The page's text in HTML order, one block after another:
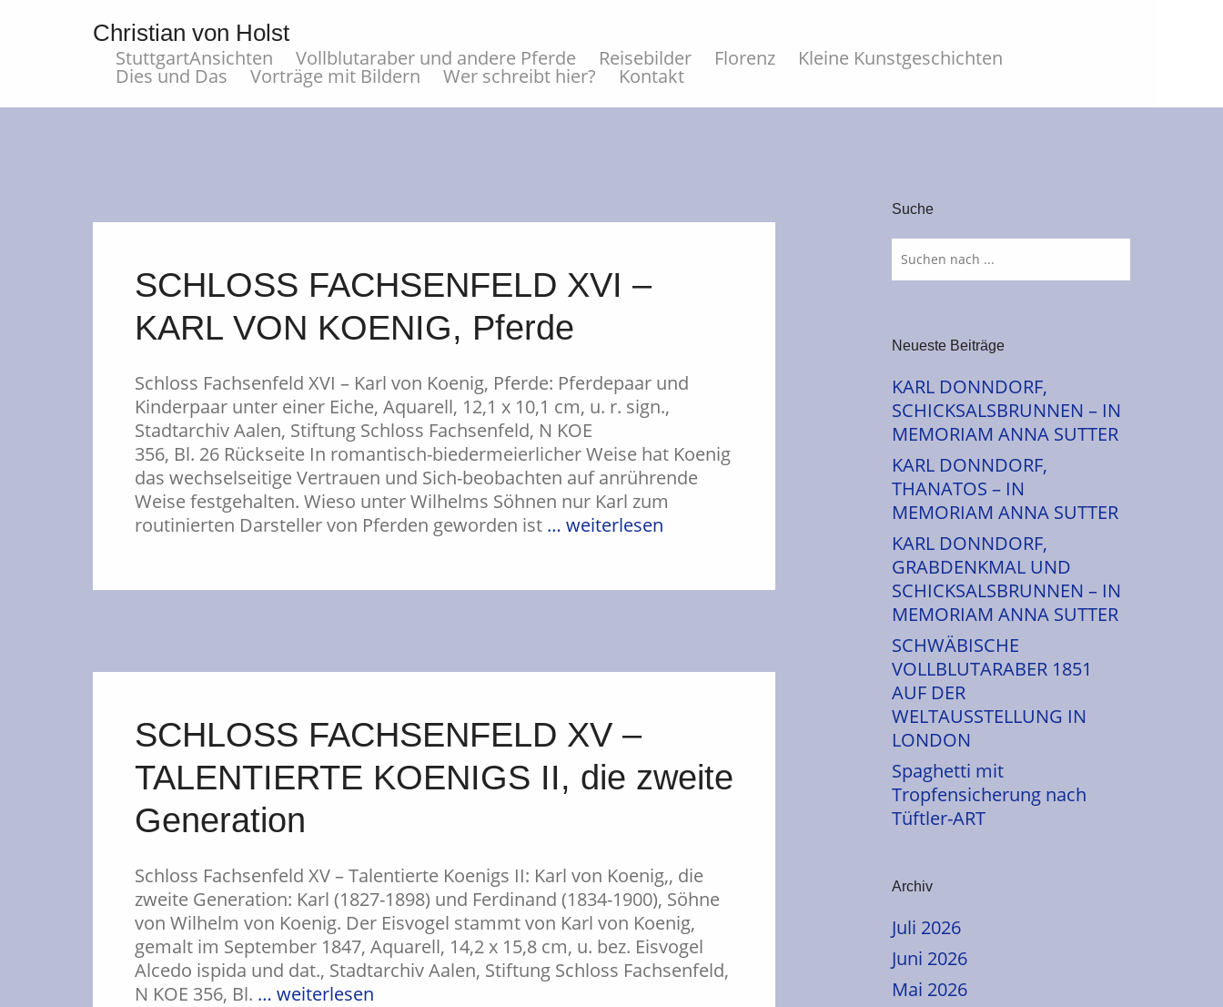
Christian von Holst
StuttgartAnsichten Vollblutaraber und andere Pferde Reisebilder Florenz Kleine Kunstgeschichten
Dies und Das Vorträge mit Bildern Wer schreibt hier? Kontakt
SCHLOSS FACHSENFELD XVI –
KARL VON KOENIG, Pferde
Schloss Fachsenfeld XVI – Karl von Koenig, Pferde: Pferdepaar und
Kinderpaar unter einer Eiche, Aquarell, 12,1 x 10,1 cm, u. r. sign.,
Stadtarchiv Aalen, Stiftung Schloss Fachsenfeld, N KOE
356, Bl. 26 Rückseite In romantisch-biedermeierlicher Weise hat Koenig
das wechselseitige Vertrauen und Sich-beobachten auf anrührende
Weise festgehalten. Wieso unter Wilhelms Söhnen nur Karl zum
routinierten Darsteller von Pferden geworden ist … weiterlesen
SCHLOSS FACHSENFELD XV –
TALENTIERTE KOENIGS II, die zweite
Generation
Schloss Fachsenfeld XV – Talentierte Koenigs II: Karl von Koenig,, die
zweite Generation: Karl (1827-1898) und Ferdinand (1834-1900), Söhne
von Wilhelm von Koenig. Der Eisvogel stammt von Karl von Koenig,
gemalt im September 1847, Aquarell, 14,2 x 15,8 cm, u. bez. Eisvogel
Alcedo ispida und dat., Stadtarchiv Aalen, Stiftung Schloss Fachsenfeld,
N KOE 356, Bl. … weiterlesen
Suche
Neueste Beiträge
KARL DONNDORF,
SCHICKSALSBRUNNEN – IN
MEMORIAM ANNA SUTTER
KARL DONNDORF,
THANATOS – IN
MEMORIAM ANNA SUTTER
KARL DONNDORF,
GRABDENKMAL UND
SCHICKSALSBRUNNEN – IN
MEMORIAM ANNA SUTTER
SCHWÄBISCHE
VOLLBLUTARABER 1851
AUF DER
WELTAUSSTELLUNG IN
LONDON
Spaghetti mit
Tropfensicherung nach
Tüftler-ART
Archiv
Juli 2026
Juni 2026
Mai 2026